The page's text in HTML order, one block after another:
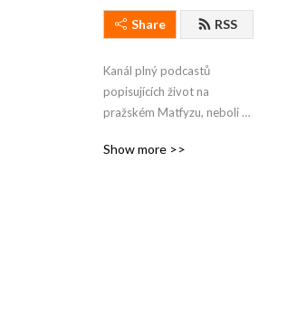
Share RSS
Kanál plný podcastů
popisujících život na
pražském Matfyzu, neboli
fakultě Univerzity Karlovy.
Show more >>